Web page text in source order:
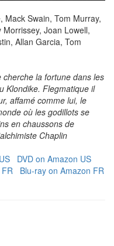
Mack Swain, Tom Murray,
Joan Lowell,
Allan Garcia, Tom
cherche la fortune dans les
Klondike. Flegmatique il
affamé comme lui, le
où les godillots se
en chaussons de
Chaplin
DVD on Amazon US
Blu-ray on Amazon FR